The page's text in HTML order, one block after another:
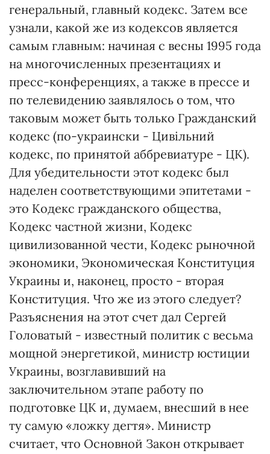
генеральный, главный кодекс. Затем все
узнали, какой же из кодексов является
самым главным: начиная с весны 1995 года
на многочисленных презентациях и
пресс-конференциях, а также в прессе и
по телевидению заявлялось о том, что
таковым может быть только Гражданский
кодекс (по-украински - Цивільний
кодекс, по принятой аббревиатуре - ЦК).
Для убедительности этот кодекс был
наделен соответствующими эпитетами -
это Кодекс гражданского общества,
Кодекс частной жизни, Кодекс
цивилизованной чести, Кодекс рыночной
экономики, Экономическая Конституция
Украины и, наконец, просто - вторая
Конституция. Что же из этого следует?
Разъяснения на этот счет дал Сергей
Головатый - известный политик с весьма
мощной энергетикой, министр юстиции
Украины, возглавивший на
заключительном этапе работу по
подготовке ЦК и, думаем, внесший в нее
ту самую «ложку дегтя». Министр
считает, что Основной Закон открывает